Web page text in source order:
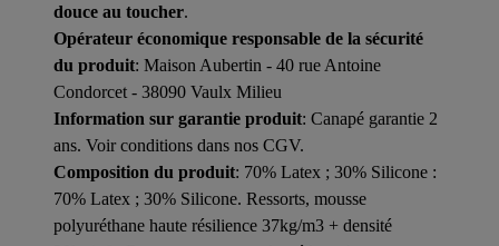
douce au toucher.
Opérateur économique responsable de la sécurité
du produit: Maison Aubertin - 40 rue Antoine
Condorcet - 38090 Vaulx Milieu
Information sur garantie produit: Canapé garantie 2
ans. Voir conditions dans nos CGV.
Composition du produit: 70% Latex ; 30% Silicone :
70% Latex ; 30% Silicone. Ressorts, mousse
polyuréthane haute résilience 37kg/m3 + densité